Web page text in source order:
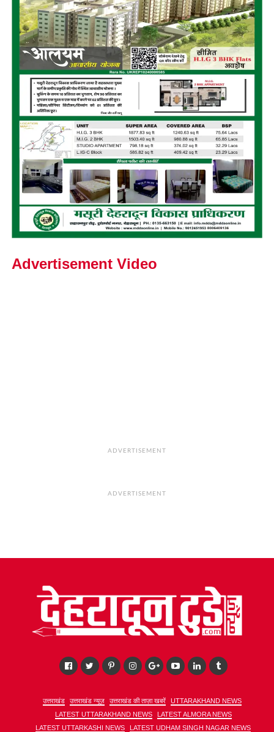
Advertisement Video
ADVERTISEMENT
ADVERTISEMENT
उत्तराखंड उत्तराखंड न्यूज़ उत्तराखंड की ताज़ा खबरें
UTTARAKHAND NEWS
LATEST UTTARAKHAND NEWS
LATEST ALMORA NEWS
LATEST UTTARKASHI NEWS
LATEST UDHAM SINGH NAGAR NEWS